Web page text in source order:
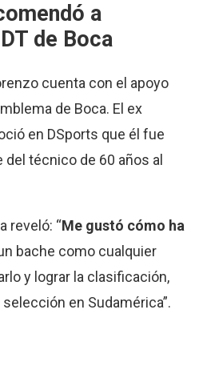
a
de Boca
cuenta con el apoyo
de Boca. El ex
en DSports que él fue
técnico de 60 años al
reveló: “Me gustó cómo ha
bache como cualquier
y lograr la clasificación,
en Sudamérica”.